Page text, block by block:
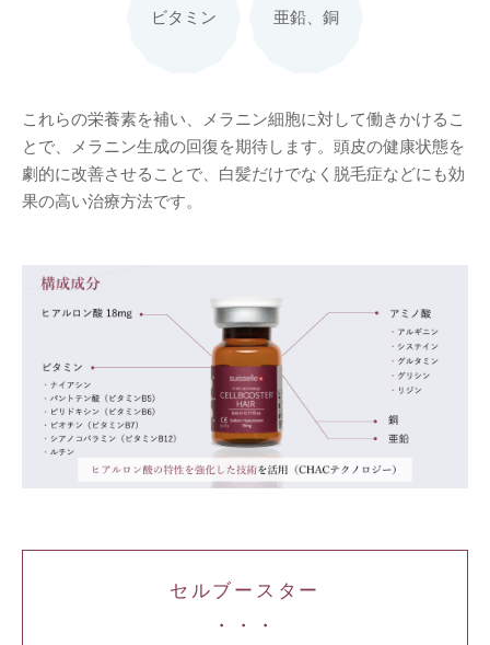
ビタミン 亜鉛、銅
これらの栄養素を補い、メラニン細胞に対して働きかけるこ
とで、メラニン生成の回復を期待します。頭皮の健康状態を
劇的に改善させることで、白髪だけでなく脱毛症などにも効
果の高い治療方法です。
セルブースター